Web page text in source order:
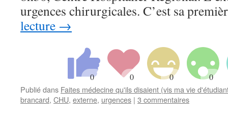
urgences chirurgicales. C’est sa
lecture →
Publié dans Faites médecine qu'ils disaient (vis ma vie
brancard, CHU, externe, urgences | 3 commentaires